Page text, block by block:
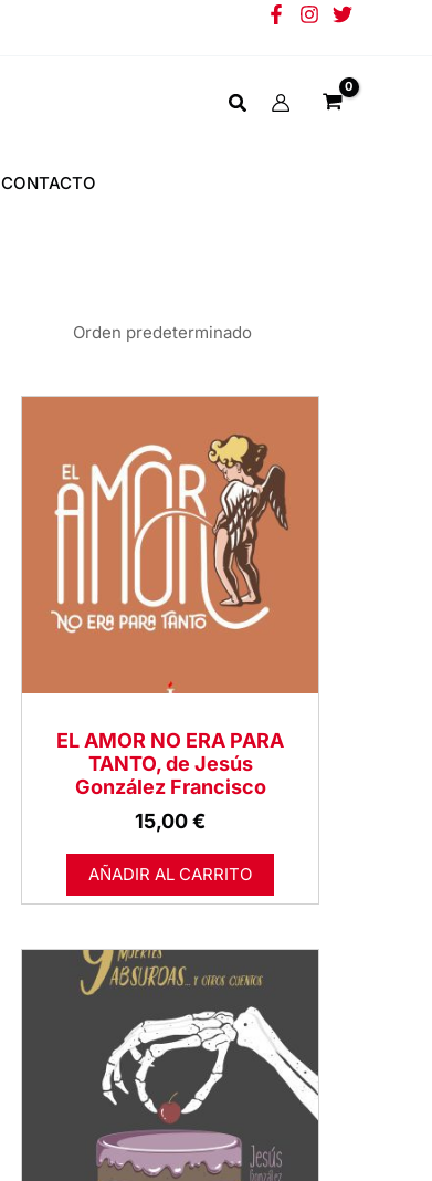
CONTACTO
EL AMOR NO ERA PARA
TANTO, de Jesús
González Francisco
15,00€
AÑADIR AL CARRITO